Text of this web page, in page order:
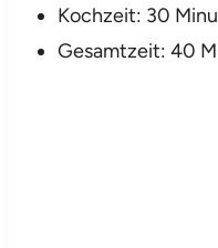
Kochzeit: 30
Gesamtzeit: 40